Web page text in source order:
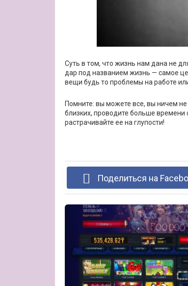
Суть в том, что жизнь нам дана не
дар под названием жизнь — самое
вещи будь то проблемы на работе
Помните: вы можете все, вы ничем
близких, проводите больше времени
растрачивайте ее на глупости!
Поделиться на